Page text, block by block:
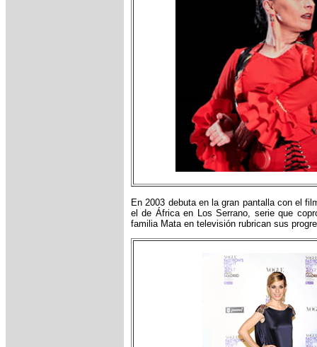
En 2003 debuta en la gran pantalla con el
el de África en Los Serrano, serie que
familia Mata en televisión rubrican sus